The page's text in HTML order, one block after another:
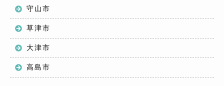
守山市
草津市
大津市
高島市